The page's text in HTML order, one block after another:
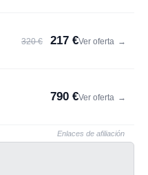
320 € 217 €Ver oferta →
790 €Ver oferta →
Enlaces de afiliación